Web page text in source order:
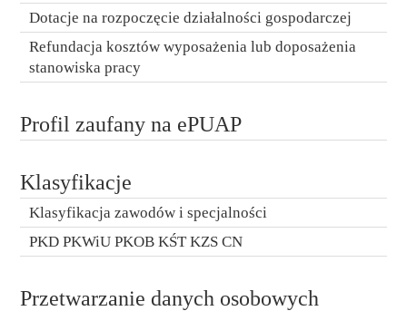
Dotacje na rozpoczęcie działalności gospodarczej
Refundacja kosztów wyposażenia lub doposażenia
stanowiska pracy
Profil zaufany na ePUAP
Klasyfikacje
Klasyfikacja zawodów i specjalności
PKD PKWiU PKOB KŚT KZS CN
Przetwarzanie danych osobowych